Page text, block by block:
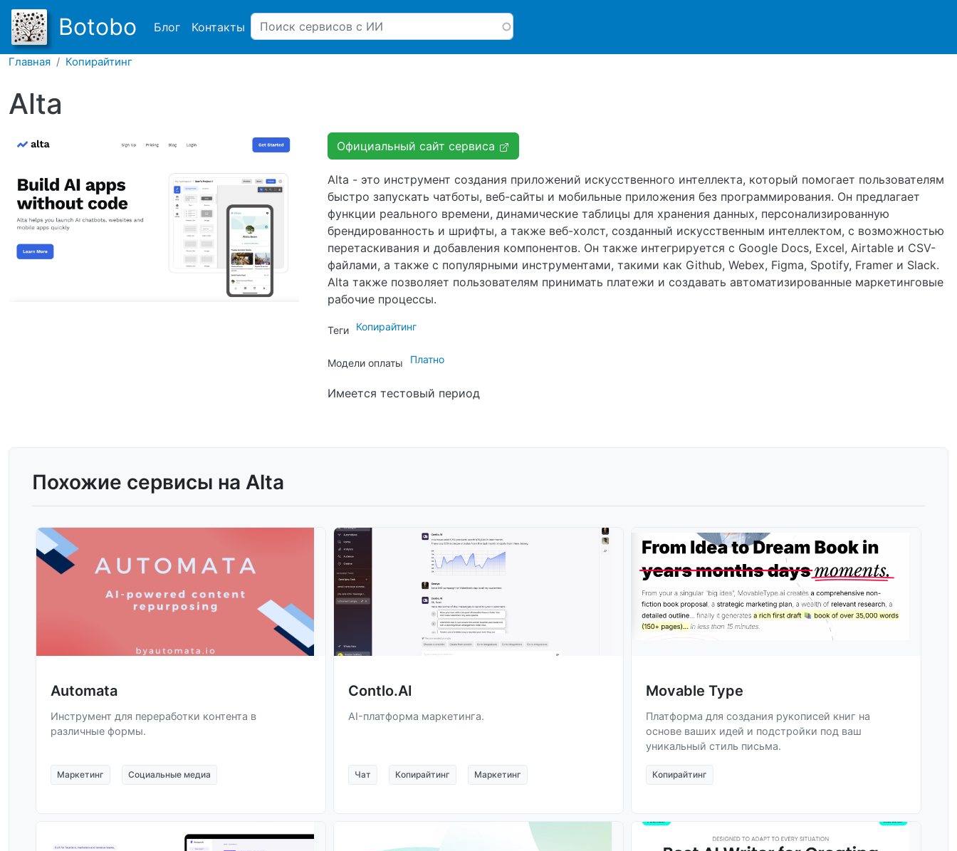
Перейти к основному содержанию
Botobo Main navigation
Блог Контакты
Главная Копирайтинг
Alta
Официальный сайт сервиса
Alta - это инструмент создания приложений искусственного интеллекта, который помогает пользователям
быстро запускать чатботы, веб-сайты и мобильные приложения без программирования. Он предлагает
функции реального времени, динамические таблицы для хранения данных, персонализированную
брендированность и шрифты, а также веб-холст, созданный искусственным интеллектом, с возможностью
перетаскивания и добавления компонентов. Он также интегрируется с Google Docs, Excel, Airtable и CSV-
файлами, а также с популярными инструментами, такими как Github, Webex, Figma, Spotify, Framer и Slack.
Alta также позволяет пользователям принимать платежи и создавать автоматизированные маркетинговые
рабочие процессы.
Теги Копирайтинг
Модели оплаты Платно
Имеется тестовый период
Похожие сервисы на Alta
Automata
Инструмент для переработки контента в
различные формы.
Маркетинг Социальные медиа
Contlo.AI
AI-платформа маркетинга.
Чат Копирайтинг Маркетинг
Movable Type
Платформа для создания рукописей книг на
основе ваших идей и подстройки под ваш
уникальный стиль письма.
Копирайтинг